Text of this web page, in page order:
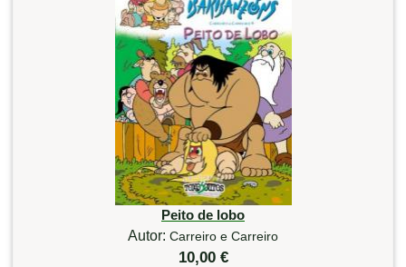
Peito de lobo
Autor: Carreiro e Carreiro
10,00 €